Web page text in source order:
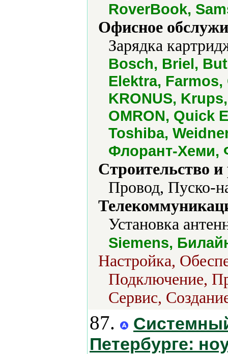
RoverBook,
Офисное
Зарядка
Bosch, Briel,
Elektra,
KRONUS,
OMRON, Quick
Toshiba,
Флорант-Хеми,
Строительство
Провод, Пуско-
Установка
Siemens,
Настройка,
Подключение,
Сервис,
87.
Петербурге: